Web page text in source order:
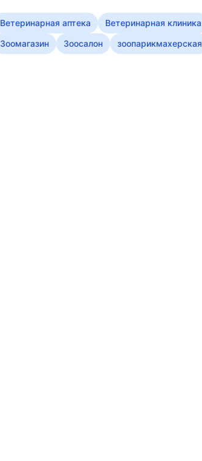
Ветеринарная аптека Ветеринарная клиника
Зоомагазин
Зоосалон зоопарикмахерская